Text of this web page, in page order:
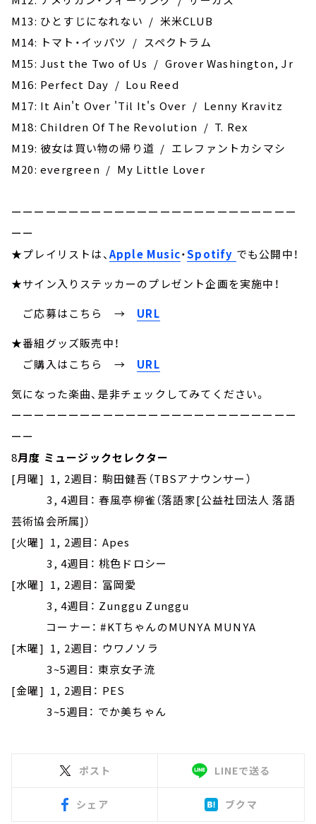
M13: ひとすじになれない / 米米CLUB
M14: トマト・イッパツ / スペクトラム
M15: Just the Two of Us / Grover Washington, Jr
M16: Perfect Day / Lou Reed
M17: It Ain't Over 'Til It's Over / Lenny Kravitz
M18: Children Of The Revolution / T. Rex
M19: 彼女は買い物の帰り道 / エレファントカシマシ
M20: evergreen / My Little Lover
ーーーーーーーーーーーーーーーーーーーーーーーーー
ーー
★プレイリストは、Apple Music・Spotify でも公開中！
★サイン入りステッカーのプレゼント企画を実施中！
ご応募はこちら →
URL
★番組グッズ販売中！
ご購入はこちら → URL
気になった楽曲、是非チェックしてみてください。
ーーーーーーーーーーーーーーーーーーーーーーーーー
ーー
8月度 ミュージックセレクター
[月曜] 1, 2週目： 駒田健吾（TBSアナウンサー）
3, 4週目： 春風亭柳雀（落語家[公益社団法人 落語
芸術協会所属]）
[火曜] 1, 2週目： Apes
3, 4週目： 桃色ドロシー
[水曜] 1, 2週目： 冨岡愛
3, 4週目： Zunggu Zunggu
コーナー： #KTちゃんのMUNYA MUNYA
[木曜] 1, 2週目： ウワノソラ
3~5週目： 東京女子流
[金曜] 1, 2週目： PES
3~5週目： でか美ちゃん
ポスト LINEで送る
シェア ブクマ